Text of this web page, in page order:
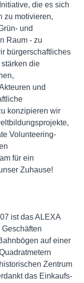
die es sich
zu motivieren,
und
Raum - zu
bürgerschaftliches
die
und
konzipieren wir
Volunteering-
für ein
Zuhause!
ist das ALEXA
auf einer
Zentrum
das Einkaufs-